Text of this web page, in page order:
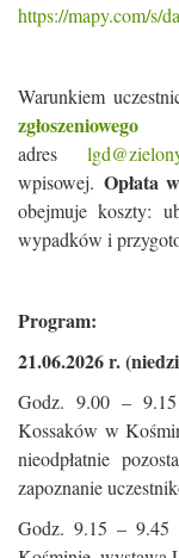
https://mapy.com/s/
Warunkiem
zgłoszeniowego
adres
wpisowej. Opłata
obejmuje koszty:
wypadków i
Program:
21.06.2026 r.
Godz. 9.00 –
Kossaków w
nieodpłatnie
zapoznanie
Godz. 9.15 – 9.45